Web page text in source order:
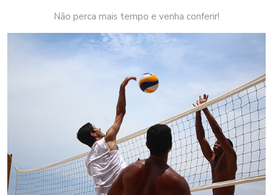
Não perca mais tempo e venha conferir!